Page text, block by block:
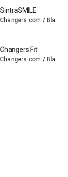
SintraSMILE
Changers.com /
Changers Fit
Changers.com /